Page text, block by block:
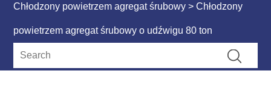
Chłodzony powietrzem agregat śrubowy > Chłodzony
powietrzem agregat śrubowy o udźwigu 80 ton